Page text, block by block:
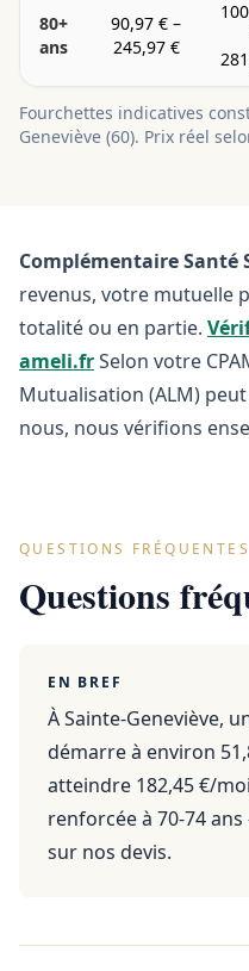
80+
ans
90,97 € –
245,97 €
Fourchettes indicatives
Geneviève (60). Prix réel
Complémentaire Santé
revenus, votre mutuelle
totalité ou en partie.
ameli.frSelon votre
Mutualisation (ALM)
nous, nous vérifions
QUESTIONS FRÉQUENTES
Questions
EN BREF
À Sainte-Geneviève,
démarre à environ
atteindre 182,45 €/
renforcée à 70-74
sur nos devis.